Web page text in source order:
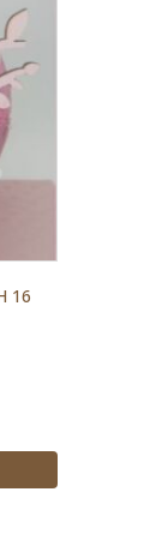
16